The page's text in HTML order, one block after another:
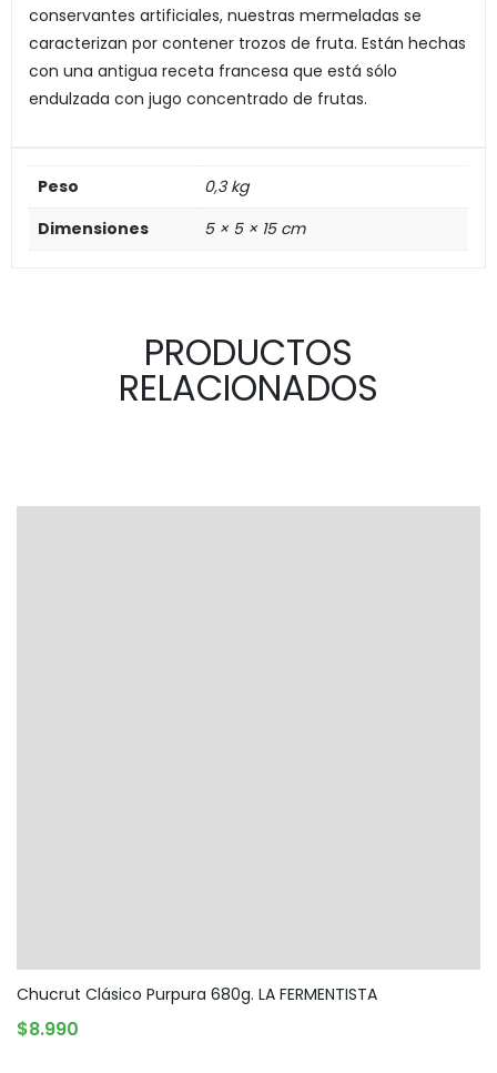
conservantes artificiales, nuestras mermeladas se
caracterizan por contener trozos de fruta. Están hechas
con una antigua receta francesa que está sólo
endulzada con jugo concentrado de frutas.
Peso
0,3 kg
Dimensiones
5 × 5 × 15 cm
PRODUCTOS
RELACIONADOS
Chucrut Clásico Purpura 680g. LA FERMENTISTA
$8.990